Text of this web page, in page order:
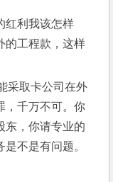
红利我该怎样
的工程款，这样
采取卡公司在外
，千万不可。你
东，你请专业的
不是有问题。